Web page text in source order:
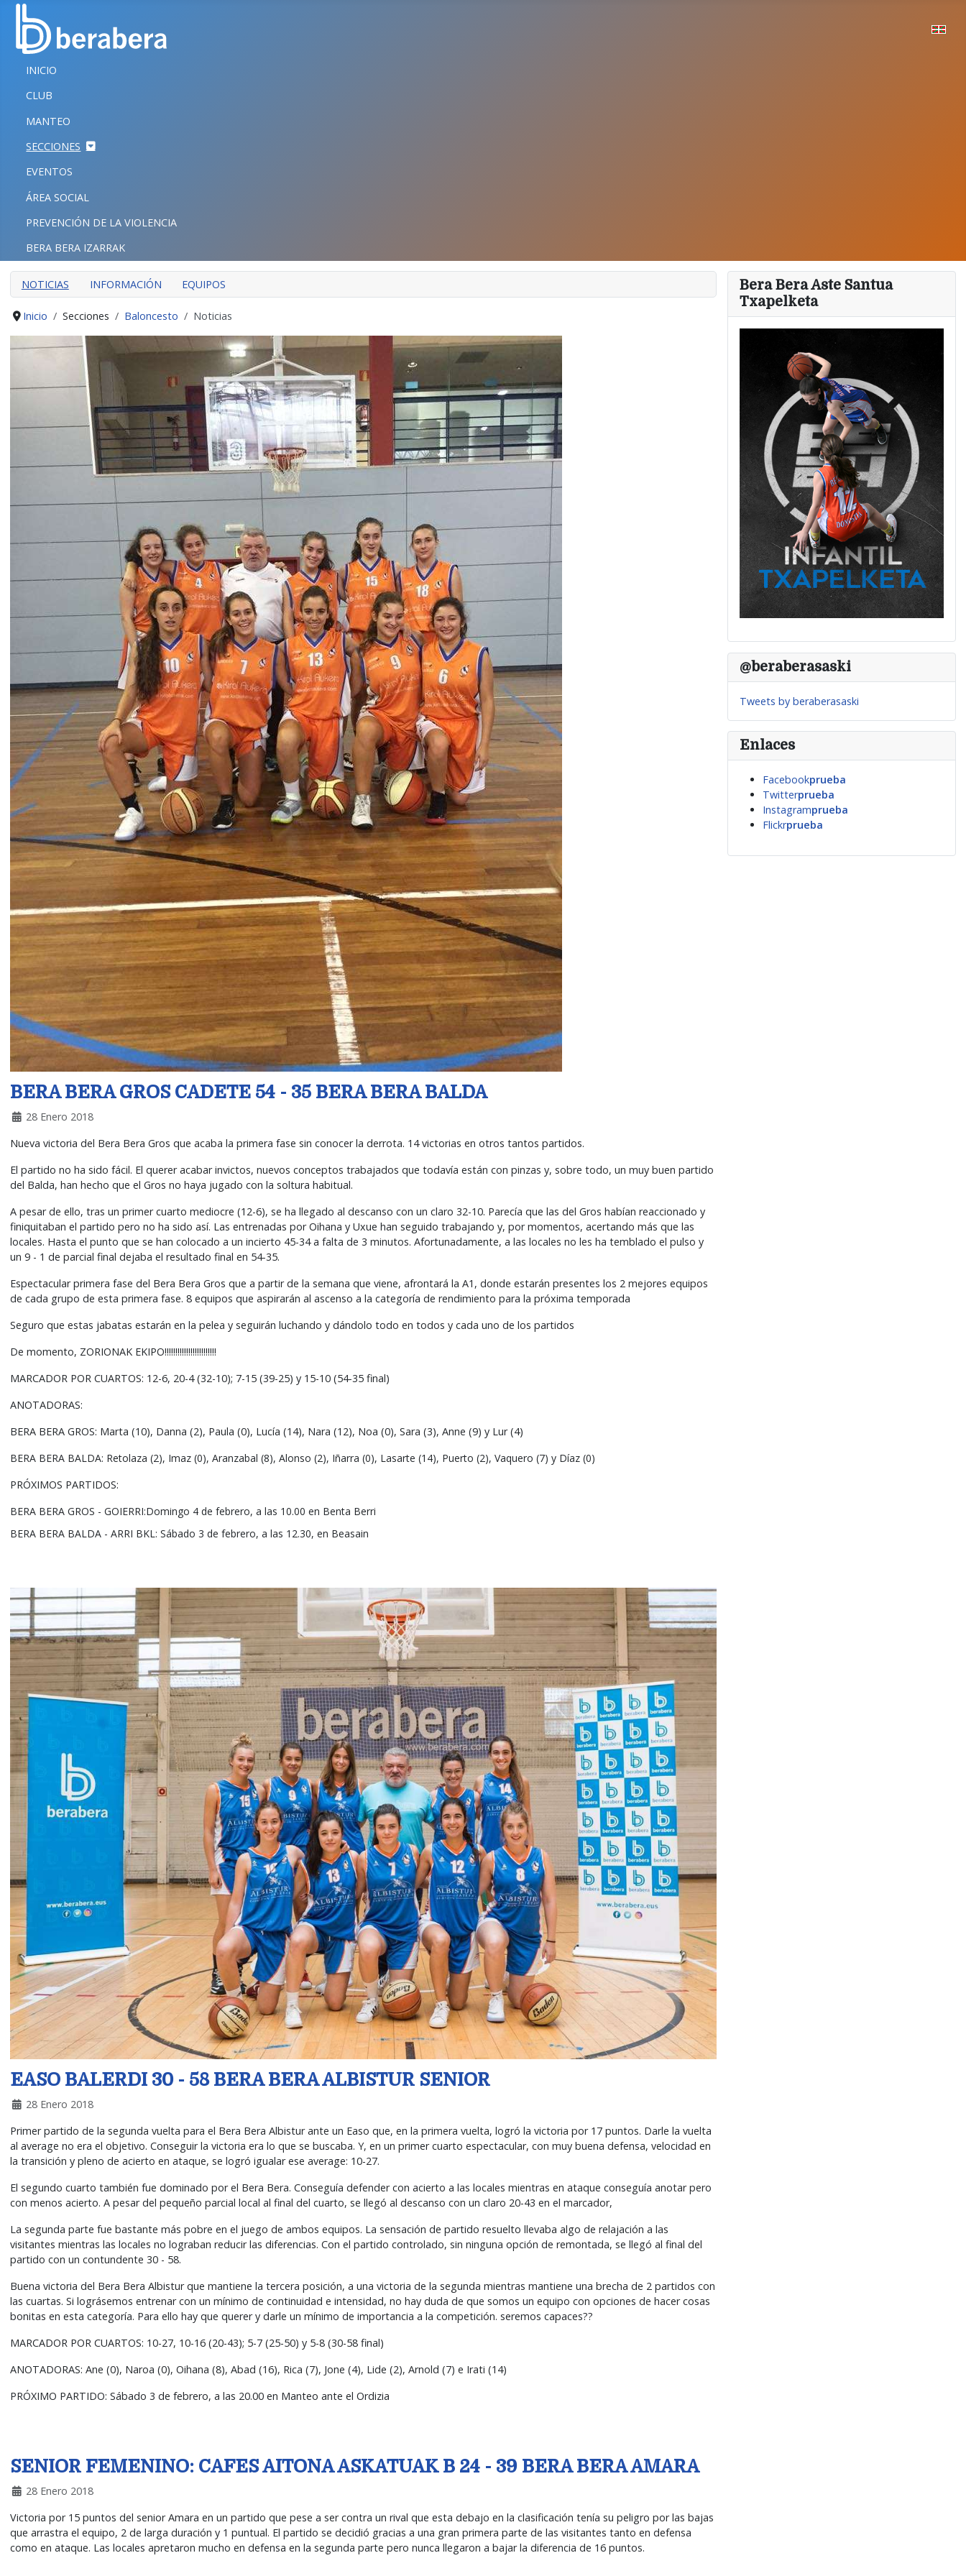
CERRAR
INICIO
CLUB
MANTEO
SECCIONES
EVENTOS
ÁREA SOCIAL
PREVENCIÓN DE LA VIOLENCIA
BERA BERA IZARRAK
INICIO
CLUB
MANTEO
SECCIONES
EVENTOS
ÁREA SOCIAL
PREVENCIÓN DE LA VIOLENCIA
BERA BERA IZARRAK
NOTICIAS INFORMACIÓN EQUIPOS
Inicio Secciones Baloncesto Noticias
BERA BERA GROS CADETE 54 - 35 BERA BERA BALDA
28 Enero 2018
Nueva victoria del Bera Bera Gros que acaba la primera fase sin conocer la derrota. 14 victorias en otros tantos partidos.
El partido no ha sido fácil. El querer acabar invictos, nuevos conceptos trabajados que todavía están con pinzas y, sobre todo, un muy buen partido
del Balda, han hecho que el Gros no haya jugado con la soltura habitual.
A pesar de ello, tras un primer cuarto mediocre (12-6), se ha llegado al descanso con un claro 32-10. Parecía que las del Gros habían reaccionado y
finiquitaban el partido pero no ha sido así. Las entrenadas por Oihana y Uxue han seguido trabajando y, por momentos, acertando más que las
locales. Hasta el punto que se han colocado a un incierto 45-34 a falta de 3 minutos. Afortunadamente, a las locales no les ha temblado el pulso y
un 9 - 1 de parcial final dejaba el resultado final en 54-35.
Espectacular primera fase del Bera Bera Gros que a partir de la semana que viene, afrontará la A1, donde estarán presentes los 2 mejores equipos
de cada grupo de esta primera fase. 8 equipos que aspirarán al ascenso a la categoría de rendimiento para la próxima temporada
Seguro que estas jabatas estarán en la pelea y seguirán luchando y dándolo todo en todos y cada uno de los partidos
De momento, ZORIONAK EKIPO!!!!!!!!!!!!!!!!!!!!!!!!
MARCADOR POR CUARTOS: 12-6, 20-4 (32-10); 7-15 (39-25) y 15-10 (54-35 final)
ANOTADORAS:
BERA BERA GROS: Marta (10), Danna (2), Paula (0), Lucía (14), Nara (12), Noa (0), Sara (3), Anne (9) y Lur (4)
BERA BERA BALDA: Retolaza (2), Imaz (0), Aranzabal (8), Alonso (2), Iñarra (0), Lasarte (14), Puerto (2), Vaquero (7) y Díaz (0)
PRÓXIMOS PARTIDOS:
BERA BERA GROS - GOIERRI:Domingo 4 de febrero, a las 10.00 en Benta Berri
BERA BERA BALDA - ARRI BKL: Sábado 3 de febrero, a las 12.30, en Beasain
EASO BALERDI 30 - 58 BERA BERA ALBISTUR SENIOR
28 Enero 2018
Primer partido de la segunda vuelta para el Bera Bera Albistur ante un Easo que, en la primera vuelta, logró la victoria por 17 puntos. Darle la vuelta
al average no era el objetivo. Conseguir la victoria era lo que se buscaba. Y, en un primer cuarto espectacular, con muy buena defensa, velocidad en
la transición y pleno de acierto en ataque, se logró igualar ese average: 10-27.
El segundo cuarto también fue dominado por el Bera Bera. Conseguía defender con acierto a las locales mientras en ataque conseguía anotar pero
con menos acierto. A pesar del pequeño parcial local al final del cuarto, se llegó al descanso con un claro 20-43 en el marcador,
La segunda parte fue bastante más pobre en el juego de ambos equipos. La sensación de partido resuelto llevaba algo de relajación a las
visitantes mientras las locales no lograban reducir las diferencias. Con el partido controlado, sin ninguna opción de remontada, se llegó al final del
partido con un contundente 30 - 58.
Buena victoria del Bera Bera Albistur que mantiene la tercera posición, a una victoria de la segunda mientras mantiene una brecha de 2 partidos con
las cuartas. Si lográsemos entrenar con un mínimo de continuidad e intensidad, no hay duda de que somos un equipo con opciones de hacer cosas
bonitas en esta categoría. Para ello hay que querer y darle un mínimo de importancia a la competición. seremos capaces??
MARCADOR POR CUARTOS: 10-27, 10-16 (20-43); 5-7 (25-50) y 5-8 (30-58 final)
ANOTADORAS: Ane (0), Naroa (0), Oihana (8), Abad (16), Rica (7), Jone (4), Lide (2), Arnold (7) e Irati (14)
PRÓXIMO PARTIDO: Sábado 3 de febrero, a las 20.00 en Manteo ante el Ordizia
SENIOR FEMENINO: CAFES AITONA ASKATUAK B 24 - 39 BERA BERA AMARA
28 Enero 2018
Victoria por 15 puntos del senior Amara en un partido que pese a ser contra un rival que esta debajo en la clasificación tenía su peligro por las bajas
que arrastra el equipo, 2 de larga duración y 1 puntual. El partido se decidió gracias a una gran primera parte de las visitantes tanto en defensa
como en ataque. Las locales apretaron mucho en defensa en la segunda parte pero nunca llegaron a bajar la diferencia de 16 puntos.
Bera Bera Aste Santua
Txapelketa
@beraberasaski
Tweets by beraberasaski
Enlaces
Facebookprueba
Twitterprueba
Instagramprueba
Flickrprueba